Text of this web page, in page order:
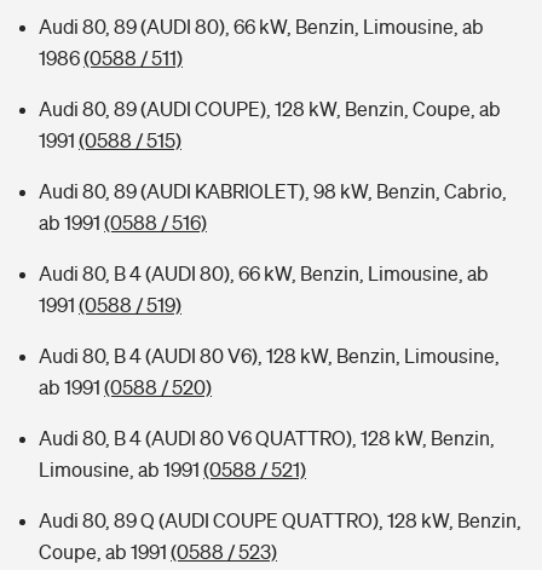
Audi 80, 89 (AUDI 80), 66 kW, Benzin, Limousine, ab
1986(0588 / 511)
Audi 80, 89 (AUDI COUPE), 128 kW, Benzin, Coupe, ab
1991 (0588 / 515)
Audi 80, 89 (AUDI KABRIOLET), 98 kW, Benzin, Cabrio,
ab 1991 (0588 / 516)
Audi 80, B 4 (AUDI 80), 66 kW, Benzin, Limousine, ab
1991 (0588 / 519)
Audi 80, B 4 (AUDI 80 V6), 128 kW, Benzin, Limousine,
ab 1991 (0588 / 520)
Audi 80, B 4 (AUDI 80 V6 QUATTRO), 128 kW, Benzin,
Limousine, ab 1991 (0588 / 521)
Audi 80, 89 Q (AUDI COUPE QUATTRO), 128 kW, Benzin,
Coupe, ab 1991 (0588 / 523)